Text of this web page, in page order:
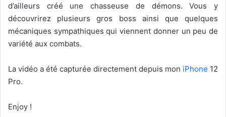
d’ailleurs créé une chasseuse de démons. Vous y
découvrirez plusieurs gros boss ainsi que quelques
mécaniques sympathiques qui viennent donner un peu de
variété aux combats.
La vidéo a été capturée directement depuis mon iPhone 12
Pro.
Enjoy !